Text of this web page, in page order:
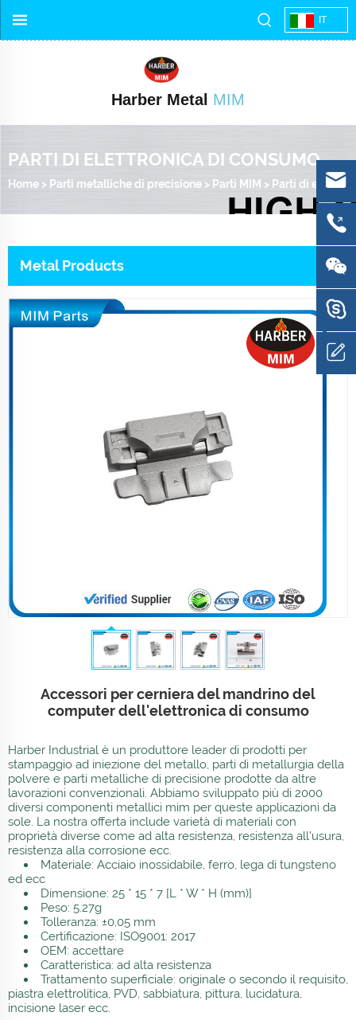
IT
Harber Metal MIM
PARTI DI ELETTRONICA DI CONSUMO
Home > Parti metalliche di precisione > Parti MIM > Parti di elettronica di consumo
Metal Products
Accessori per cerniera del mandrino del
computer dell'elettronica di consumo
Harber Industrial è un produttore leader di prodotti per
stampaggio ad iniezione del metallo, parti di metallurgia della
polvere e parti metalliche di precisione prodotte da altre
lavorazioni convenzionali. Abbiamo sviluppato più di 2000
diversi componenti metallici mim per queste applicazioni da
sole. La nostra offerta include varietà di materiali con
proprietà diverse come ad alta resistenza, resistenza all'usura,
resistenza alla corrosione ecc.
Materiale: Acciaio inossidabile, ferro, lega di tungsteno
ed ecc
Dimensione: 25 * 15 * 7 [L * W * H (mm)]
Peso: 5.27g
Tolleranza: ±0,05 mm
Certificazione: ISO9001: 2017
OEM: accettare
Caratteristica: ad alta resistenza
Trattamento superficiale: originale o secondo il requisito,
piastra elettrolitica, PVD, sabbiatura, pittura, lucidatura,
incisione laser ecc.